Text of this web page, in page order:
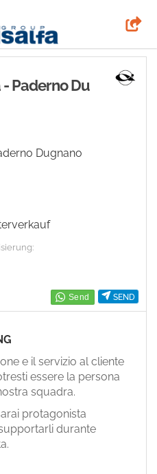
SEND
Paderno Du
Dugnano
e il servizio al cliente
essere la persona
squadra.
protagonista
durante